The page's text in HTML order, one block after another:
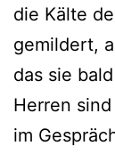
die Kälte
gemildert,
das sie
Herren
im